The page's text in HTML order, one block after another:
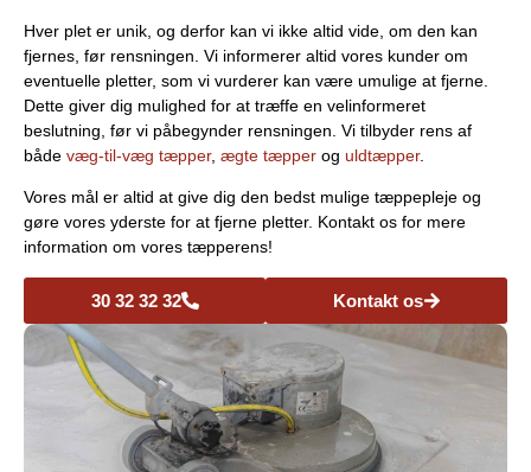
Hver plet er unik, og derfor kan vi ikke altid vide, om den kan
fjernes, før rensningen. Vi informerer altid vores kunder om
eventuelle pletter, som vi vurderer kan være umulige at fjerne.
Dette giver dig mulighed for at træffe en velinformeret
beslutning, før vi påbegynder rensningen. Vi tilbyder rens af
både væg-til-væg tæpper, ægte tæpper og uldtæpper.
Vores mål er altid at give dig den bedst mulige tæppepleje og
gøre vores yderste for at fjerne pletter. Kontakt os for mere
information om vores tæpperens!
30 32 32 32 Kontakt os